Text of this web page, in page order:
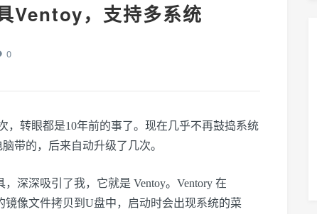
Ventoy，支持多系统
0
，转眼都是10年前的事了。现在几乎不再鼓捣系统
带的，后来自动升级了几次。
深深吸引了我，它就是 Ventoy。Ventory 在
像文件拷贝到U盘中，启动时会出现系统的菜